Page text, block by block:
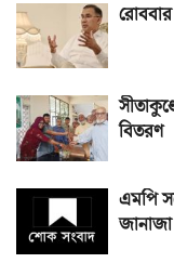
রোববার
বিতরণ
এমপি
জানাজা